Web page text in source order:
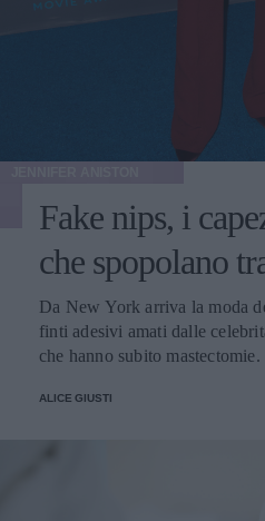
Fake nips, i
che spopolano
Da New York arriva la moda
finti adesivi amati dalle
che hanno subito mastectomie.
ALICE GIUSTI